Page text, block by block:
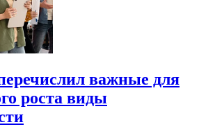
важные для
роста виды